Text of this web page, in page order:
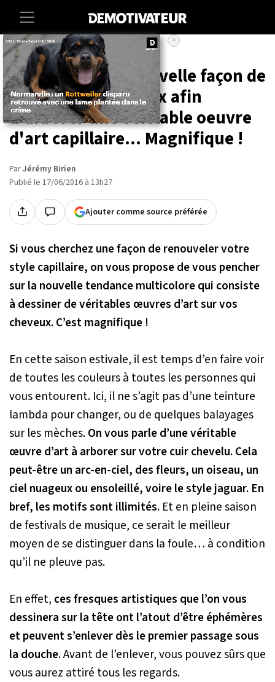
Accueil Lifestyle
Découvrez une nouvelle façon de
teindre vos cheveux afin
d'arborer une véritable oeuvre
d'art capillaire... Magnifique !
ParJérémy Birien
Publié le 17/06/2016 à 13h27
Ajouter comme source préférée
Si vous cherchez une façon de renouveler votre
style capillaire, on vous propose de vous pencher
sur la nouvelle tendance multicolore qui consiste
à dessiner de véritables œuvres d’art sur vos
cheveux. C’est magnifique !
En cette saison estivale, il est temps d’en faire voir
de toutes les couleurs à toutes les personnes qui
vous entourent. Ici, il ne s’agit pas d’une teinture
lambda pour changer, ou de quelques balayages
sur les mèches.On vous parle d’une véritable
œuvre d’art à arborer sur votre cuir chevelu. Cela
peut-être un arc-en-ciel, des fleurs, un oiseau, un
ciel nuageux ou ensoleillé, voire le style jaguar. En
bref, les motifs sont illimités. Et en pleine saison
de festivals de musique, ce serait le meilleur
moyen de se distinguer dans la foule… à condition
qu’il ne pleuve pas.
En effet, ces fresques artistiques que l’on vous
dessinera sur la tête ont l’atout d’être éphémères
et peuvent s’enlever dès le premier passage sous
la douche. Avant de l’enlever, vous pouvez sûrs que
vous aurez attiré tous les regards.
×